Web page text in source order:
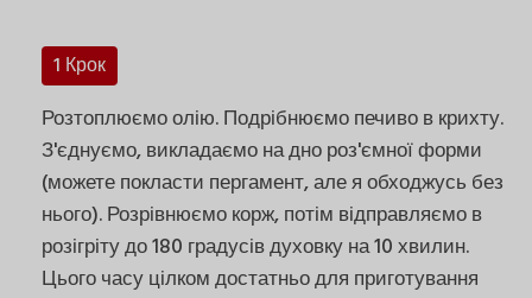
1 Крок
Розтоплюємо олію. Подрібнюємо печиво в крихту.
З'єднуємо, викладаємо на дно роз'ємної форми
(можете покласти пергамент, але я обходжусь без
нього). Розрівнюємо корж, потім відправляємо в
розігріту до 180 градусів духовку на 10 хвилин.
Цього часу цілком достатньо для приготування